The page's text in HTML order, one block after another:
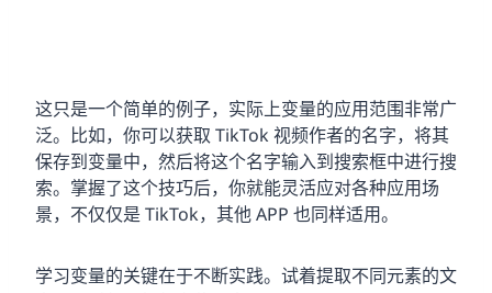
这只是一个简单的例子，实际上变量的应用范围非常广
泛。比如，你可以获取 TikTok 视频作者的名字，将其
保存到变量中，然后将这个名字输入到搜索框中进行搜
索。掌握了这个技巧后，你就能灵活应对各种应用场
景，不仅仅是 TikTok，其他 APP 也同样适用。
学习变量的关键在于不断实践。试着提取不同元素的文